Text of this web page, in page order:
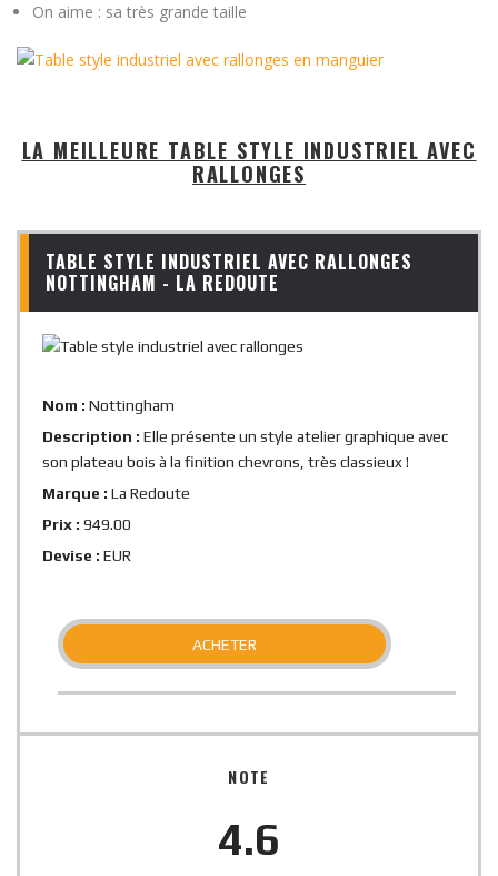
On aime : sa très grande taille
LA MEILLEURE TABLE STYLE INDUSTRIEL AVEC
RALLONGES
TABLE STYLE INDUSTRIEL AVEC RALLONGES
NOTTINGHAM - LA REDOUTE
Nom : Nottingham
Description : Elle présente un style atelier graphique avec
son plateau bois à la finition chevrons, très classieux !
Marque : La Redoute
Prix : 949.00
Devise : EUR
ACHETER
NOTE
4.6